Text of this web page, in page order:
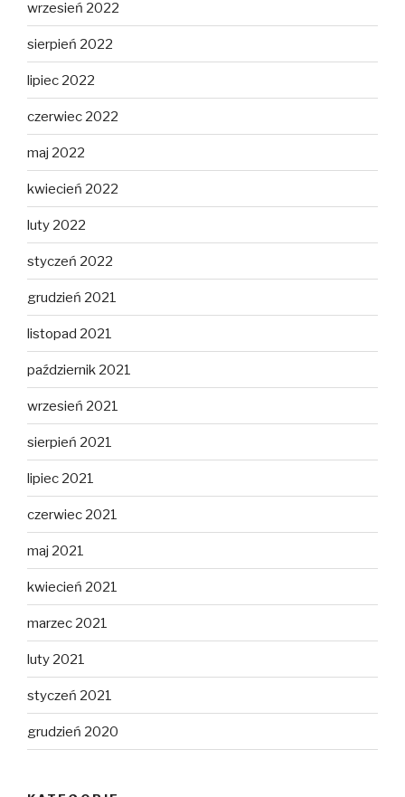
wrzesień 2022
sierpień 2022
lipiec 2022
czerwiec 2022
maj 2022
kwiecień 2022
luty 2022
styczeń 2022
grudzień 2021
listopad 2021
październik 2021
wrzesień 2021
sierpień 2021
lipiec 2021
czerwiec 2021
maj 2021
kwiecień 2021
marzec 2021
luty 2021
styczeń 2021
grudzień 2020